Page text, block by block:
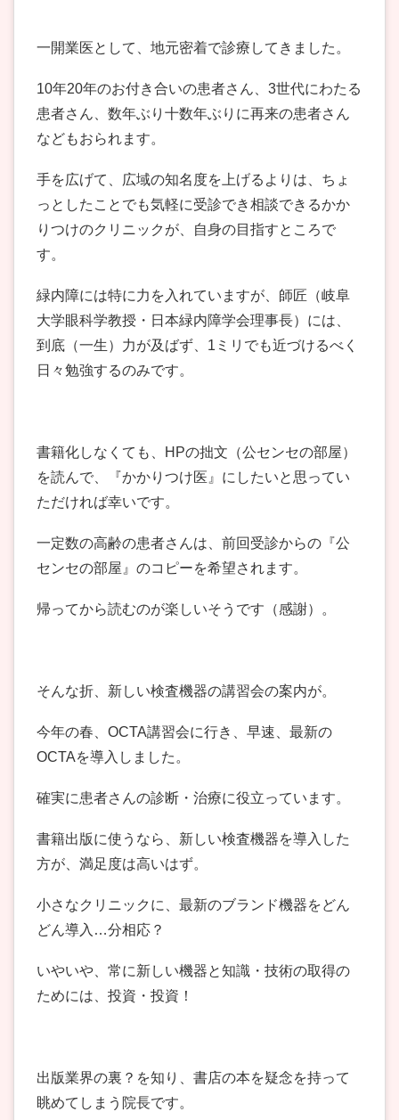
一開業医として、地元密着で診療してきました。
10年20年のお付き合いの患者さん、3世代にわたる
患者さん、数年ぶり十数年ぶりに再来の患者さん
などもおられます。
手を広げて、広域の知名度を上げるよりは、ちょ
っとしたことでも気軽に受診でき相談できるかか
りつけのクリニックが、自身の目指すところで
す。
緑内障には特に力を入れていますが、師匠（岐阜
大学眼科学教授・日本緑内障学会理事長）には、
到底（一生）力が及ばず、1ミリでも近づけるべく
日々勉強するのみです。
書籍化しなくても、HPの拙文（公センセの部屋）
を読んで、『かかりつけ医』にしたいと思ってい
ただければ幸いです。
一定数の高齢の患者さんは、前回受診からの『公
センセの部屋』のコピーを希望されます。
帰ってから読むのが楽しいそうです（感謝）。
そんな折、新しい検査機器の講習会の案内が。
今年の春、OCTA講習会に行き、早速、最新の
OCTAを導入しました。
確実に患者さんの診断・治療に役立っています。
書籍出版に使うなら、新しい検査機器を導入した
方が、満足度は高いはず。
小さなクリニックに、最新のブランド機器をどん
どん導入…分相応？
いやいや、常に新しい機器と知識・技術の取得の
ためには、投資・投資！
出版業界の裏？を知り、書店の本を疑念を持って
眺めてしまう院長です。